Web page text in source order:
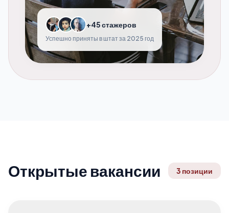
+45 стажеров
Успешно приняты в штат за 2025 год
Открытые вакансии 3 позиции